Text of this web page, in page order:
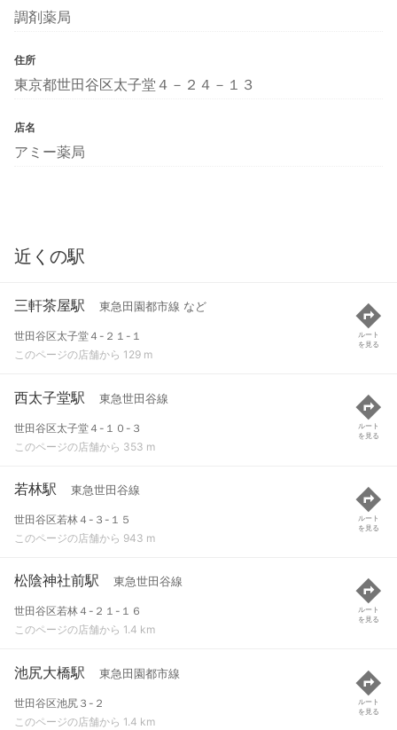
調剤薬局
住所
東京都世田谷区太子堂４－２４－１３
店名
アミー薬局
近くの駅
三軒茶屋駅 東急田園都市線 など
世田谷区太子堂４-２１-１
このページの店舗から 129 m
ルート
を見る
西太子堂駅 東急世田谷線
世田谷区太子堂４-１０-３
このページの店舗から 353 m
ルート
を見る
若林駅 東急世田谷線
世田谷区若林４-３-１５
このページの店舗から 943 m
ルート
を見る
松陰神社前駅 東急世田谷線
世田谷区若林４-２１-１６
このページの店舗から 1.4 km
ルート
を見る
池尻大橋駅 東急田園都市線
世田谷区池尻３-２
このページの店舗から 1.4 km
ルート
を見る